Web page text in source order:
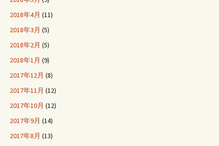
2018年4月 (11)
2018年3月 (5)
2018年2月 (5)
2018年1月 (9)
2017年12月 (8)
2017年11月 (12)
2017年10月 (12)
2017年9月 (14)
2017年8月 (13)